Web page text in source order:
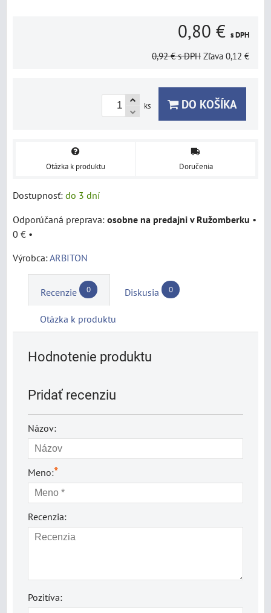
0,80 € s DPH
0,92 € s DPH Zľava 0,12 €
ks DO KOŠÍKA
Otázka k produktu Doručenia
Dostupnosť: do 3 dní
osobne na predajni v Ružomberku •
0 € •
Výrobca:ARBITON
Recenzie 0 Diskusia 0
Otázka k produktu
Hodnotenie produktu
Pridať recenziu
Názov:
Meno:*
Recenzia:
Pozitíva: